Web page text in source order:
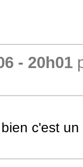
- 20h01
c'est